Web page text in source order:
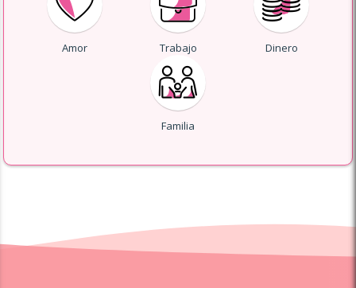
Amor Trabajo Dinero
Familia